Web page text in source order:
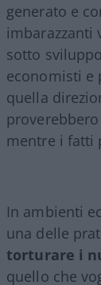
generato e
imbarazzanti
sotto
economisti e
quella
mentre i fatti
In ambienti
una delle
torturare i
quello che